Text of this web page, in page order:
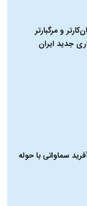
و مرگبارتر
جدید ایران
سماواتی با حوله